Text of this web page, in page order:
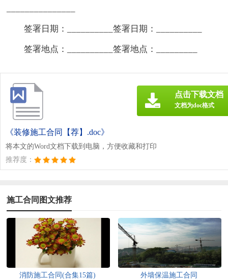
签署日期：__________签署日期：__________
签署地点：__________签署地点：_________
《装修施工合同【荐】.doc》
将本文的Word文档下载到电脑，方便收藏和打印
推荐度：
点击下载文档
文档为doc格式
施工合同图文推荐
消防施工合同(合集15篇) 外墙保温施工合同